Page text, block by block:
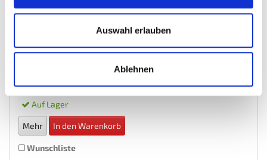
Auswahl erlauben
Ablehnen
Gutschein
€ 1.000,-
Inkl. MwSt. zzgl.Versandkosten
Auf Lager
Mehr In den Warenkorb
Wunschliste